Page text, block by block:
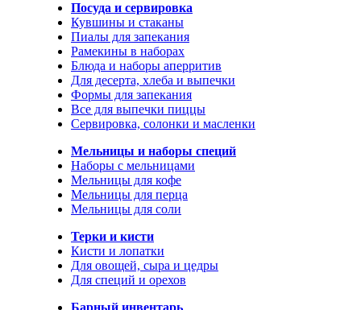
Посуда и сервировка
Кувшины и стаканы
Пиалы для запекания
Рамекины в наборах
Блюда и наборы аперритив
Для десерта, хлеба и выпечки
Формы для запекания
Все для выпечки пиццы
Сервировка, солонки и масленки
Мельницы и наборы специй
Наборы с мельницами
Мельницы для кофе
Мельницы для перца
Мельницы для соли
Терки и кисти
Кисти и лопатки
Для овощей, сыра и цедры
Для специй и орехов
Барный инвентарь